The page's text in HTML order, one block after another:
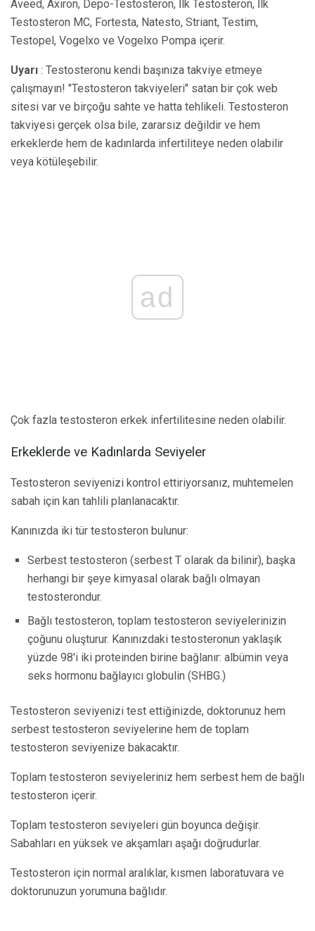
Aveed, Axiron, Depo-Testosteron, İlk Testosteron, İlk
Testosteron MC, Fortesta, Natesto, Striant, Testim,
Testopel, Vogelxo ve Vogelxo Pompa içerir.
Uyarı : Testosteronu kendi başınıza takviye etmeye
çalışmayın! "Testosteron takviyeleri" satan bir çok web
sitesi var ve birçoğu sahte ve hatta tehlikeli. Testosteron
takviyesi gerçek olsa bile, zararsız değildir ve hem
erkeklerde hem de kadınlarda infertiliteye neden olabilir
veya kötüleşebilir.
ad
Çok fazla testosteron erkek infertilitesine neden olabilir.
Erkeklerde ve Kadınlarda Seviyeler
Testosteron seviyenizi kontrol ettiriyorsanız, muhtemelen
sabah için kan tahlili planlanacaktır.
Kanınızda iki tür testosteron bulunur:
Serbest testosteron (serbest T olarak da bilinir), başka
herhangi bir şeye kimyasal olarak bağlı olmayan
testosterondur.
Bağlı testosteron, toplam testosteron seviyelerinizin
çoğunu oluşturur. Kanınızdaki testosteronun yaklaşık
yüzde 98'i iki proteinden birine bağlanır: albümin veya
seks hormonu bağlayıcı globulin (SHBG.)
Testosteron seviyenizi test ettiğinizde, doktorunuz hem
serbest testosteron seviyelerine hem de toplam
testosteron seviyenize bakacaktır.
Toplam testosteron seviyeleriniz hem serbest hem de bağlı
testosteron içerir.
Toplam testosteron seviyeleri gün boyunca değişir.
Sabahları en yüksek ve akşamları aşağı doğrudurlar.
Testosteron için normal aralıklar, kısmen laboratuvara ve
doktorunuzun yorumuna bağlıdır.